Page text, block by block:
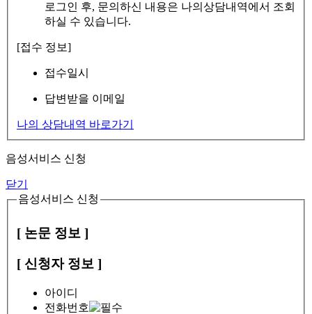
로그인 후, 문의하신 내용은 나의상담내역에서 조회
하실 수 있습니다.
[접수 정보]
접수일시
답변받을 이메일
나의 상담내역 바로가기
음성서비스 신청
닫기
음성서비스 신청
[ 논문 정보 ]
[ 신청자 정보 ]
아이디
전화번호